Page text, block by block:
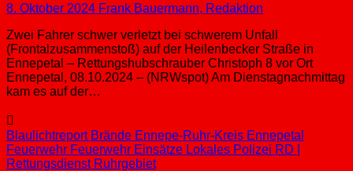
8. Oktober 2024 Frank Bauermann, Redaktion
Zwei Fahrer schwer verletzt bei schwerem Unfall
(Frontalzusammenstoß) auf der Heilenbecker Straße in
Ennepetal – Rettungshubschrauber Christoph 8 vor Ort
Ennepetal, 08.10.2024 – (NRWspot) Am Dienstagnachmittag
kam es auf der…
Blaulichtreport Brände Ennepe-Ruhr-Kreis Ennepetal
Feuerwehr Feuerwehr Einsätze Lokales Polizei RD |
Rettungsdienst Ruhrgebiet